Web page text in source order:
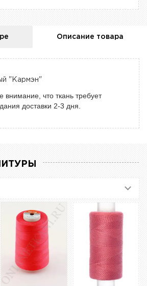
Описание товара
"Кармэн"
внимание, что ткань требует
доставки 2-3 дня.